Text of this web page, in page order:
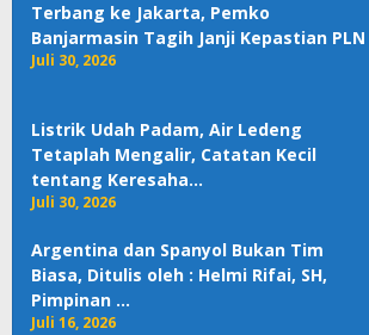
Terbang ke Jakarta, Pemko
Banjarmasin Tagih Janji Kepastian PLN
Juli 30, 2026
Listrik Udah Padam, Air Ledeng
Tetaplah Mengalir, Catatan Kecil
tentang Keresaha…
Juli 30, 2026
Argentina dan Spanyol Bukan Tim
Biasa, Ditulis oleh : Helmi Rifai, SH,
Pimpinan …
Juli 16, 2026